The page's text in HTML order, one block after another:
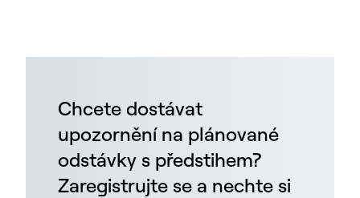
Chcete dostávat
upozornění na plánované
odstávky s předstihem?
Zaregistrujte se a nechte si